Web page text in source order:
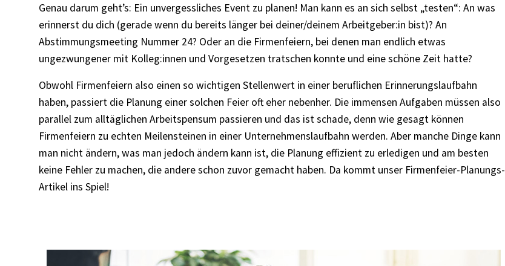
Genau darum geht’s: Ein unvergessliches Event zu planen! Man kann es an sich selbst „testen“: An was
erinnerst du dich (gerade wenn du bereits länger bei deiner/deinem Arbeitgeber:in bist)? An
Abstimmungsmeeting Nummer 24? Oder an die Firmenfeiern, bei denen man endlich etwas
ungezwungener mit Kolleg:innen und Vorgesetzen tratschen konnte und eine schöne Zeit hatte?
Obwohl Firmenfeiern also einen so wichtigen Stellenwert in einer beruflichen Erinnerungslaufbahn
haben, passiert die Planung einer solchen Feier oft eher nebenher. Die immensen Aufgaben müssen also
parallel zum alltäglichen Arbeitspensum passieren und das ist schade, denn wie gesagt können
Firmenfeiern zu echten Meilensteinen in einer Unternehmenslaufbahn werden. Aber manche Dinge kann
man nicht ändern, was man jedoch ändern kann ist, die Planung effizient zu erledigen und am besten
keine Fehler zu machen, die andere schon zuvor gemacht haben. Da kommt unser Firmenfeier-Planungs-
Artikel ins Spiel!